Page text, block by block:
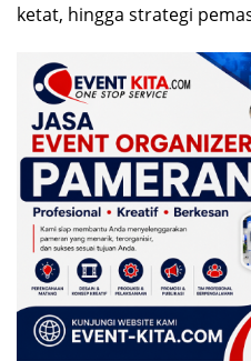
ketat, hingga strategi